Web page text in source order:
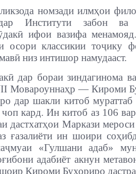
номзади илмҳои
дар Институти забон
ифои вазифа
осори классикии тоҷику
низ интишор намудааст.
дар бораи зиндагинома
Мовароуннаҳр — Кироми
дар шакли китоб
кард. Ин китоб аз 106
дастхатҳои Маркази
ғазалиёти ин шоири
«Гулшани адаб»
адабиёт акнун
Кироми Бухориро